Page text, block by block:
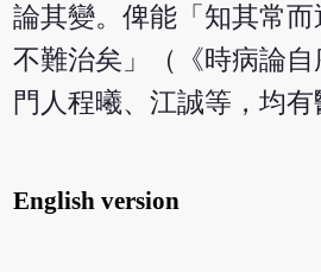
論其變。俾能「知其常
不難治矣」（《時病論
門人程曦、江誠等，均有
English version